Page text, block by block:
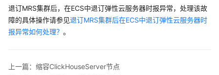
容
MRS
集
群
容
退订MRS集群后，在ECS中退订弹性云服务器时报异常，处理该故
障的具体操作请参见退订MRS集群后在ECS中退订弹性云服务器时
报异常如何处理？ 。
上一篇：缩容ClickHouseServer节点